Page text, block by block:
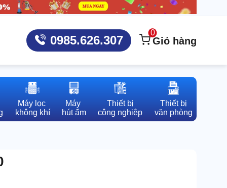
0985.626.307
0
Giỏ hàng
Máy lọc
không khí
Máy
hút ẩm
Thiết bị
công nghiệp
Thiết bị
văn phòng